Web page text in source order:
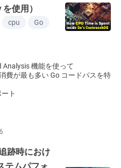
使用）
cpu
Go
Analysis 機能を使って
費が最も多い Go コードパスを特
ト
跡時におけ
テムパフォ